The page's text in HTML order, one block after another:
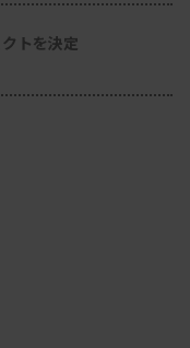
トを決定